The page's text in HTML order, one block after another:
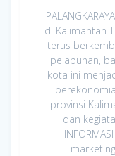
di Kalimantan
terus
pelabuhan,
kota ini
provinsi
dan